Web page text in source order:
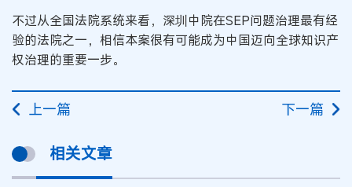
不过从全国法院系统来看，深圳中院在SEP问题治理最有经
验的法院之一，相信本案很有可能成为中国迈向全球知识产
权治理的重要一步。
上一篇 下一篇
相关文章